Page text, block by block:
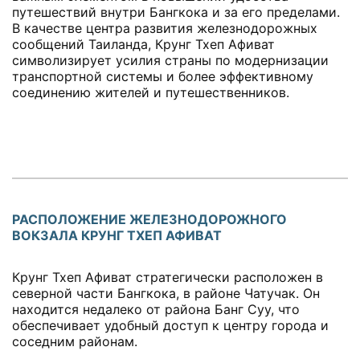
путешествий внутри Бангкока и за его пределами.
В качестве центра развития железнодорожных
сообщений Таиланда, Крунг Тхеп Афиват
символизирует усилия страны по модернизации
транспортной системы и более эффективному
соединению жителей и путешественников.
РАСПОЛОЖЕНИЕ ЖЕЛЕЗНОДОРОЖНОГО
ВОКЗАЛА КРУНГ ТХЕП АФИВАТ
Крунг Тхеп Афиват стратегически расположен в
северной части Бангкока, в районе Чатучак. Он
находится недалеко от района Банг Суу, что
обеспечивает удобный доступ к центру города и
соседним районам.